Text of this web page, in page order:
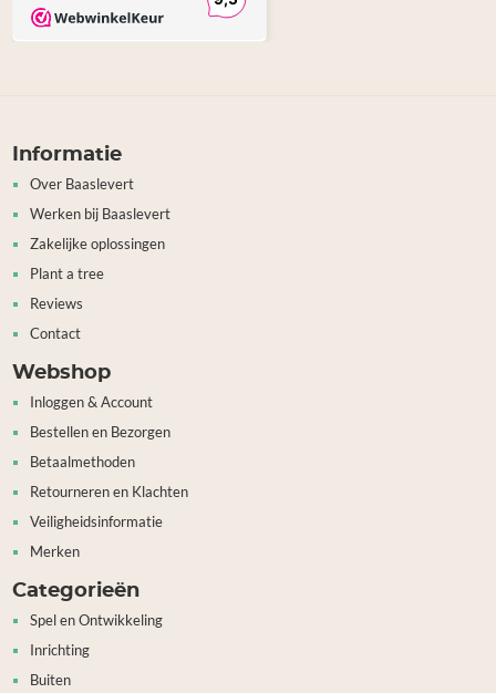
Informatie
Over Baaslevert
Werken bij Baaslevert
Zakelijke oplossingen
Plant a tree
Reviews
Contact
Webshop
Inloggen & Account
Bestellen en Bezorgen
Betaalmethoden
Retourneren en Klachten
Veiligheidsinformatie
Merken
Categorieën
Spel en Ontwikkeling
Inrichting
Buiten